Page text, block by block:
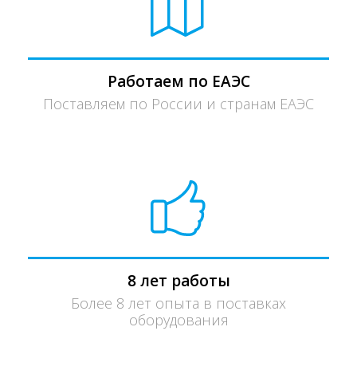
Работаем по ЕАЭС
Поставляем по России и странам ЕАЭС
8 лет работы
Более 8 лет опыта в поставках
оборудования